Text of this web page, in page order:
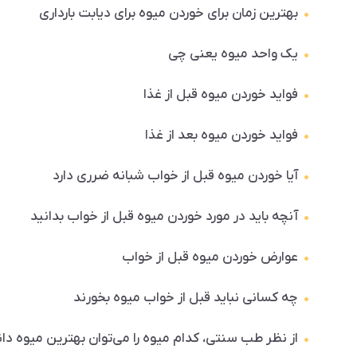
بهترین زمان برای خوردن میوه برای دیابت بارداری
یک واحد میوه یعنی چی
فواید خوردن میوه قبل از غذا
فواید خوردن میوه بعد از غذا
آیا خوردن میوه قبل از خواب شبانه ضرری دارد
آنچه باید در مورد خوردن میوه قبل از خواب بدانید
عوارض خوردن میوه قبل از خواب
چه کسانی نباید قبل از خواب میوه بخورند
از نظر طب سنتی، کدام میوه را می‌توان بهترین میوه